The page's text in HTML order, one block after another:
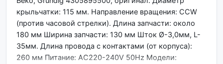
крыльчатки: 115 мм. Направление вращения: CCW
(против часовой стрелки). Длина запчасти: около
180 мм Ширина запчасти: 130 мм Шток Ø-3,0мм, L-
35мм. Длина провода с контактами (от корпуса):
260 мм Питание: AC220-240V 50Hz Модели: